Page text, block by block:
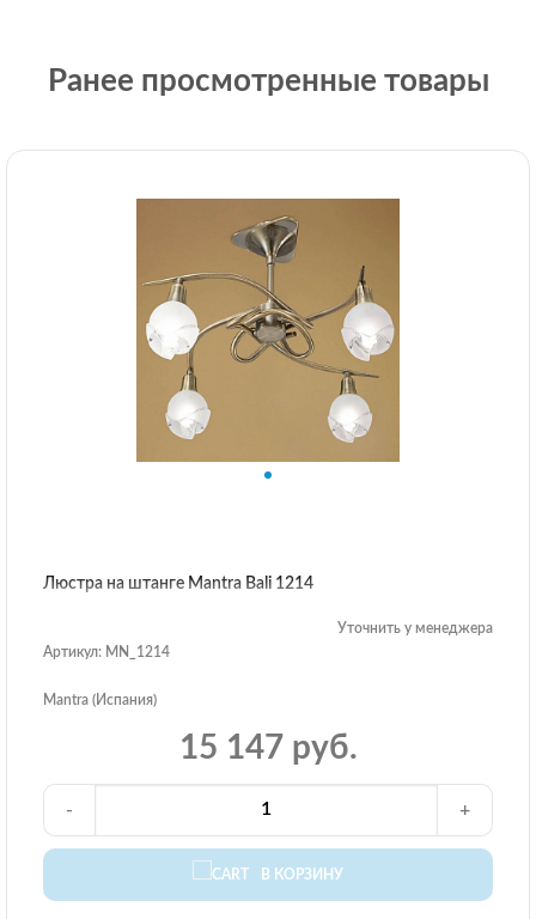
Ранее просмотренные товары
Люстра на штанге Mantra Bali 1214
Уточнить у менеджера
Артикул: MN_1214
Mantra (Испания)
15 147 руб.
В КОРЗИНУ
- +